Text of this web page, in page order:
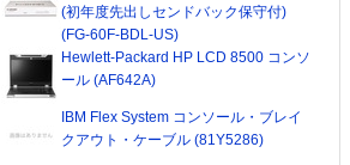
(初年度先出しセンドバック保守付)
(FG-60F-BDL-US)
Hewlett-Packard HP LCD 8500 コンソ
ール (AF642A)
IBM Flex System コンソール・ブレイ
クアウト・ケーブル (81Y5286)